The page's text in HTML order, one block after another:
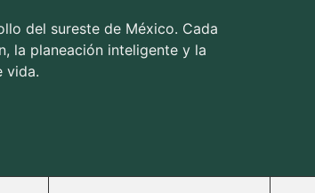
del sureste de México. Cada
la planeación inteligente y la
vida.